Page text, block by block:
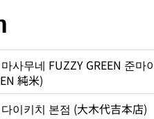
사무네 FUZZY GREEN 준마
純米)
이키치 본점 (大木代吉本店)